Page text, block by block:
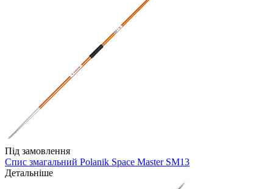
Під замовлення
Спис змагальний Polanik Space Master SM13
Детальніше